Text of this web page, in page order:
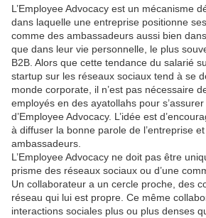
L’Employee Advocacy est un mécanisme
dans laquelle une entreprise positionne
comme des ambassadeurs aussi bien
que dans leur vie personnelle, le plus
B2B. Alors que cette tendance du salarié
startup sur les réseaux sociaux tend à se
monde corporate, il n’est pas nécessaire
employés en des ayatollahs pour
d’Employee Advocacy. L’idée est
à diffuser la bonne parole de l’entreprise
ambassadeurs.
L’Employee Advocacy ne doit pas être
prisme des réseaux sociaux ou d’une
Un collaborateur a un cercle proche, des
réseau qui lui est propre. Ce même
interactions sociales plus ou plus denses